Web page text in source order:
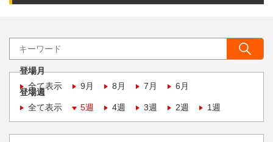
登場月
全て表示
9月 8月 7月 6月
登場週
全て表示
5週 4週 3週 2週 1週